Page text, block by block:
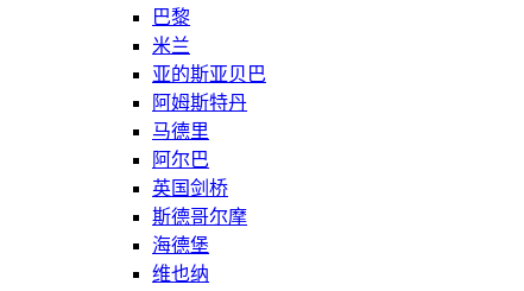
巴黎
米兰
亚的斯亚贝巴
阿姆斯特丹
马德里
阿尔巴
英国剑桥
斯德哥尔摩
海德堡
维也纳